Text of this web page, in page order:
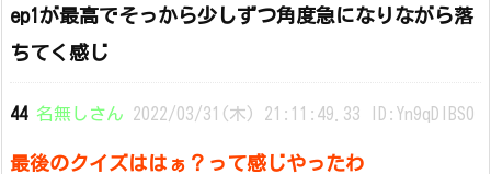
ep1が最高でそっから少しずつ角度急になりながら落
ちてく感じ
44 名無しさん 2022/03/31(木) 21:11:49.33 ID:Yn9qDIBS0
最後のクイズははぁ？って感じやったわ